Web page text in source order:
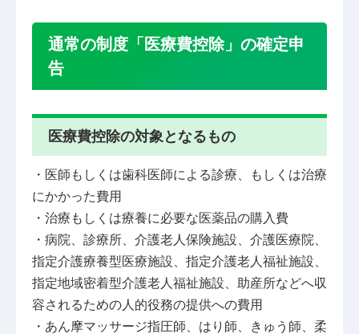
通常の制度「医療費控除」の確定申
告
医療費控除の対象となるもの
・医師もしくは歯科医師による診療、もしくは治療
にかかった費用
・治療もしくは療養に必要な医薬品の購入費
・病院、診療所、介護老人保険施設、介護医療院、
指定介護療養型医療施設、指定介護老人福祉施設、
指定地域密着型介護老人福祉施設、助産所などへ収
容されるための人的役務の提供への費用
・あん摩マッサージ指圧師、はり師、きゅう師、柔